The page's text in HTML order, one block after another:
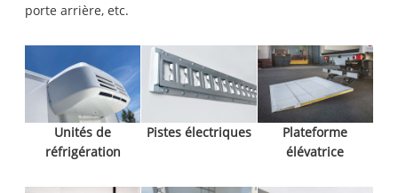
porte arrière, etc.
Unités de
réfrigération
Pistes électriques
Plateforme
élévatrice